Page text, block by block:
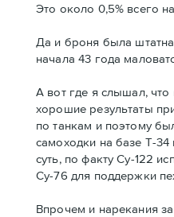
Это около 0,5% всего
Да и броня была
начала 43 года
А вот где я слышал,
хорошие результаты
по танкам и поэтому
самоходки на базе Т-
суть, по факту Су-122
Су-76 для поддержки
Впрочем и нарекания